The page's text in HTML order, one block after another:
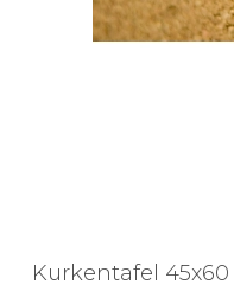
Kurkentafel